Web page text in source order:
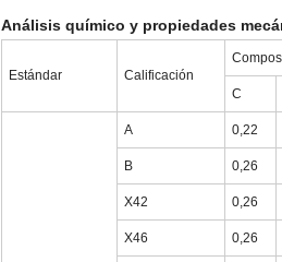
Análisis químico y propiedades
Estándar Calificación
C
A 0,22
B 0,26
X42 0,26
X46 0,26